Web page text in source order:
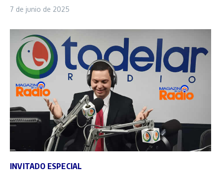
7 de junio de 2025
INVITADO ESPECIAL